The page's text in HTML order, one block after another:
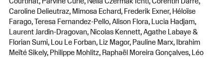
Caroline Delieutraz, Mimosa Echard, Frederik Exner, Héloïse
Farago, Teresa Fernandez-Pello, Alison Flora, Lucia Hadjam,
Laurent Jardin-Dragovan, Nicolas Kennett, Agathe Labaye &
Florian Sumi, Lou Le Forban, Liz Magor, Pauline Marx, Ibrahim
Meïté Sikely, Philippe Mohlitz, Raphaël Moreira Gonçalves, Léo